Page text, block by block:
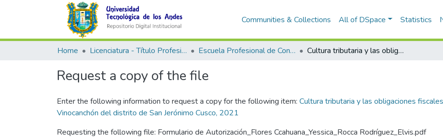
Communities & Collections All of DSpace Statistics
Home Licenciatura - Título Profesional Escuela Profesional de Contabilidad Cultura tributaria y las obligaciones fiscales de los comerciantes del mercado mayorista Vinocanchón del distrito de San Jerónimo Cusco, 2021
Request a copy of the file
Enter the following information to request a copy for the following item: Cultura tributaria y las obligaciones
Vinocanchón del distrito de San Jerónimo Cusco, 2021
Requesting the following file: Formulario de Autorización_Flores Ccahuana_Yessica_Rocca Rodríguez_Elvis.pdf